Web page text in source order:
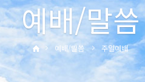
예배/말씀
예배/말씀 주일예배